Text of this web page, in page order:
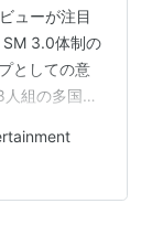
ューが注目
SM 3.0体制の
としての意
組の多国籍
るのは、現
ばれている
歳！メンバー